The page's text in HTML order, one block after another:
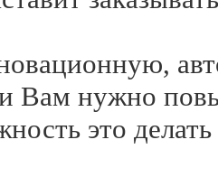
Вам нужно
это